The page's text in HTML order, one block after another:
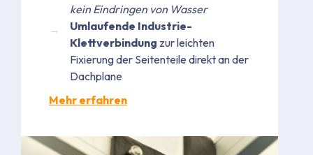
kein Eindringen von Wasser
Umlaufende Industrie-
Klettverbindung zur leichten
Fixierung der Seitenteile direkt an der
Dachplane
Mehr erfahren